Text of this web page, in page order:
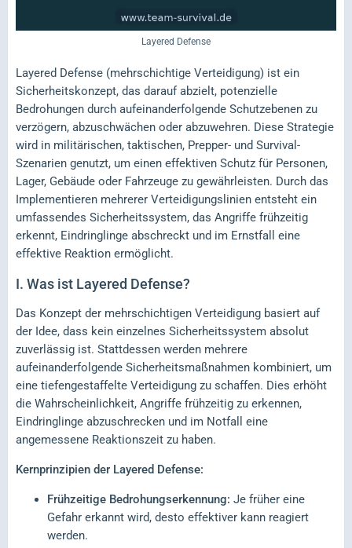
Layered Defense
Layered Defense (mehrschichtige Verteidigung) ist ein
Sicherheitskonzept, das darauf abzielt, potenzielle
Bedrohungen durch aufeinanderfolgende Schutzebenen zu
verzögern, abzuschwächen oder abzuwehren. Diese Strategie
wird in militärischen, taktischen, Prepper- und Survival-
Szenarien genutzt, um einen effektiven Schutz für Personen,
Lager, Gebäude oder Fahrzeuge zu gewährleisten. Durch das
Implementieren mehrerer Verteidigungslinien entsteht ein
umfassendes Sicherheitssystem, das Angriffe frühzeitig
erkennt, Eindringlinge abschreckt und im Ernstfall eine
effektive Reaktion ermöglicht.
I. Was ist Layered Defense?
Das Konzept der mehrschichtigen Verteidigung basiert auf
der Idee, dass kein einzelnes Sicherheitssystem absolut
zuverlässig ist. Stattdessen werden mehrere
aufeinanderfolgende Sicherheitsmaßnahmen kombiniert, um
eine tiefengestaffelte Verteidigung zu schaffen. Dies erhöht
die Wahrscheinlichkeit, Angriffe frühzeitig zu erkennen,
Eindringlinge abzuschrecken und im Notfall eine
angemessene Reaktionszeit zu haben.
Kernprinzipien der Layered Defense:
Frühzeitige Bedrohungserkennung: Je früher eine
Gefahr erkannt wird, desto effektiver kann reagiert
werden.